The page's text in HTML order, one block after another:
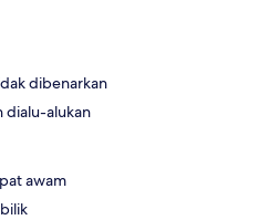
dibenarkan
dialu-alukan
awam